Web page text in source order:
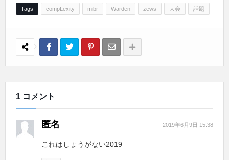
Tags compLexity mibr Warden zews 大会 話題
1 コメント
匿名 2019年6月9日 15:38
これはしょうがない2019